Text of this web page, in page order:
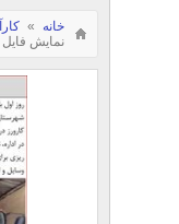
خانه »
نمایش فایل